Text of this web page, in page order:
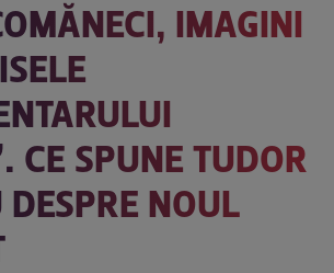
IMAGINI
CE SPUNE TUDOR
DESPRE NOUL